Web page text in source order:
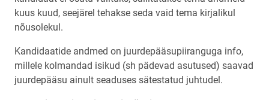
kuus kuud, seejärel tehakse seda vaid tema kirjalikul
nõusolekul.
Kandidaatide andmed on juurdepääsupiiranguga info,
millele kolmandad isikud (sh pädevad asutused) saavad
juurdepääsu ainult seaduses sätestatud juhtudel.